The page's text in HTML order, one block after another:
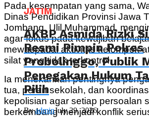
Pada kesempatan yang sama,
Dinas Pendidikan Provinsi Jawa
Jombang, Ulil Muhammad,
agar fokus pada kewajiban
mewaspadai aktivitas kelompok
silat yang tidak terkontrol.
Ia menekankan pentingnya
tua, peran sekolah, dan
kepolisian agar setiap persoalan
berkembang menjadi konflik
JATIM
AKBP Asmida Rizki
Resmi Pimpin Polres
Probolinggo, Publik
Penegakan Hukum
Pilih
ByadminJuly 29, 2026